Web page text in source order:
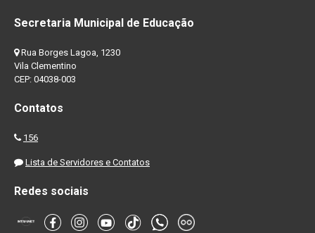
Secretaria Municipal de Educação
Rua Borges Lagoa, 1230
Vila Clementino
CEP: 04038-003
Contatos
156
Lista de Servidores e Contatos
Redes sociais